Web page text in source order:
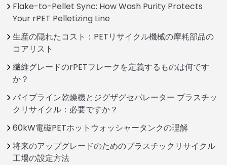
Flake-to-Pellet Sync: How Wash Purity Protects
Your rPET Pelletizing Line
生産の隠れたコスト：PETリサイクル機械の摩耗部品の
コアリスト
繊維グレードのrPETフレークを定義するものは何です
か？
パイプライン乾燥機とジグザグセパレーター プラスチッ
クリサイクル：必要ですか？
60kW電磁PETホットウォッシャータンクの理解
将来のアップグレードのためのプラスチックリサイクル
工場の設定方法